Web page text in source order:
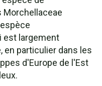
Morchellaceae
est largement
en particulier dans les
d'Europe de l'Est